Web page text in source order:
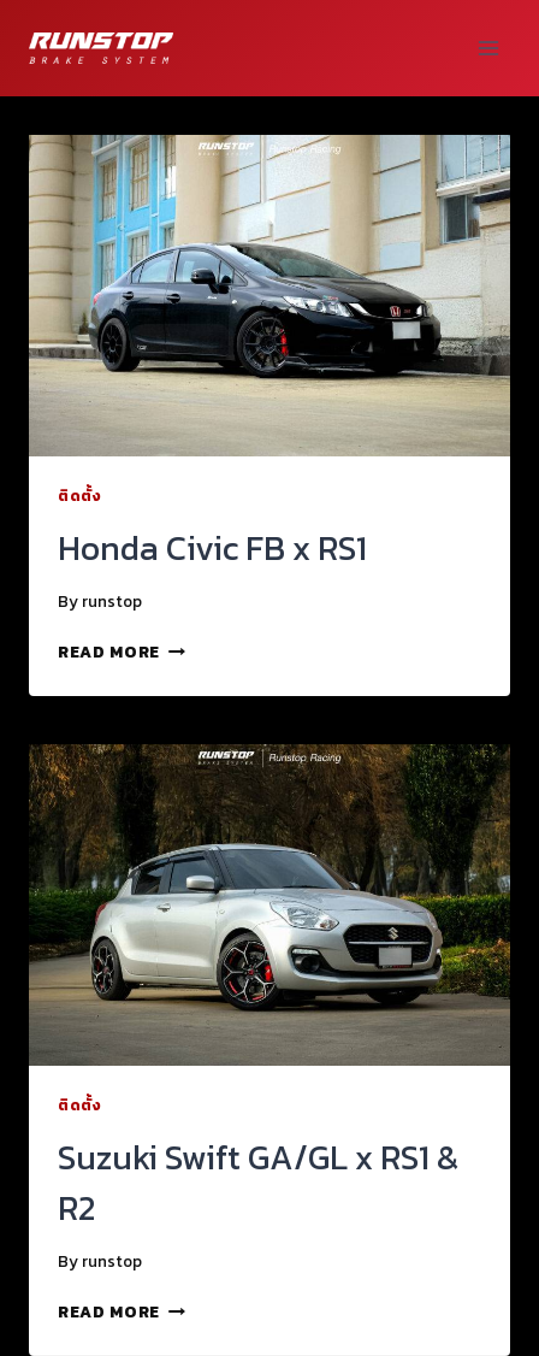
ติดตั้ง
Honda Civic FB x RS1
By runstop
READ MORE
ติดตั้ง
Suzuki Swift GA/GL x RS1 &
R2
By runstop
READ MORE